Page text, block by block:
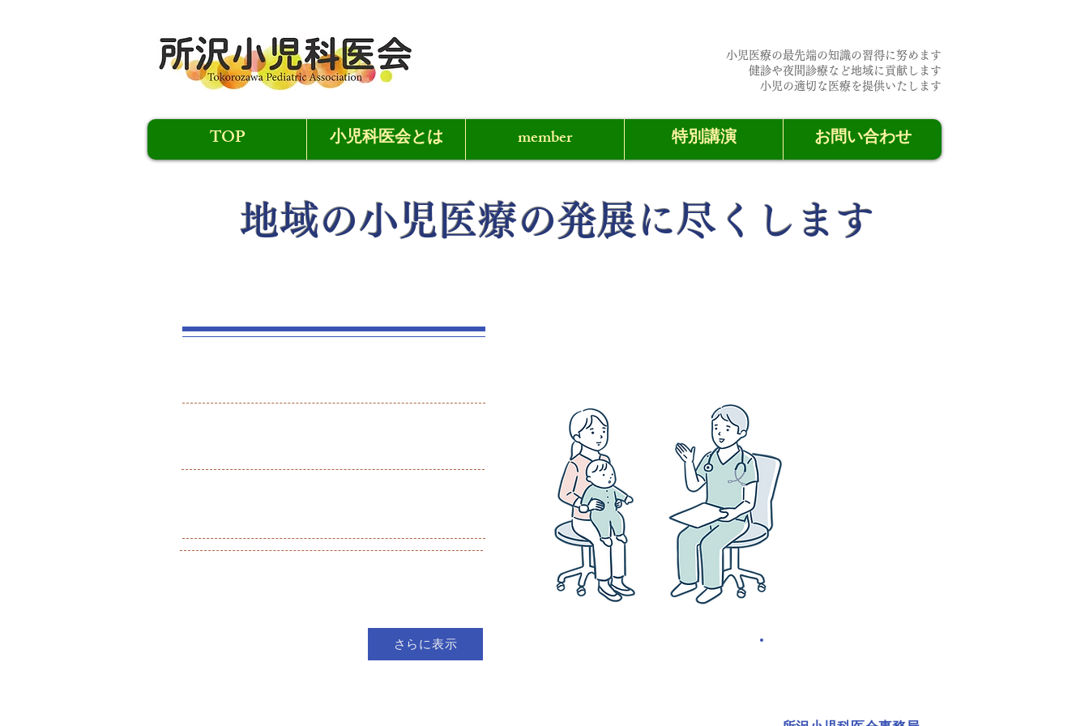
小児医療の最先端の知識の習得に努めます
​健診や夜間診療など地域に貢献します
​小児の適切な医療を提供いたします
TOP 小児科医会とは member 特別講演 お問い合わせ
​地域の小児医療の発展に尽くします
さらに表示